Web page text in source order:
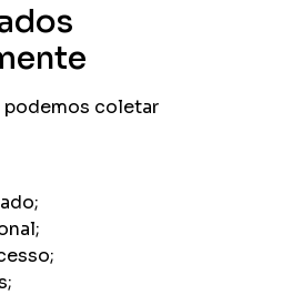
podemos coletar